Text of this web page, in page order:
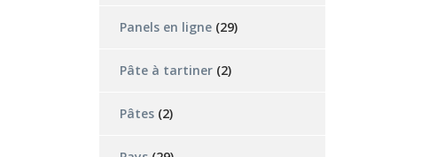
Panels en ligne (29)
Pâte à tartiner (2)
Pâtes (2)